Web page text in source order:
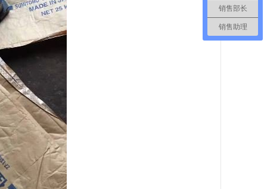
销售部长
销售助理